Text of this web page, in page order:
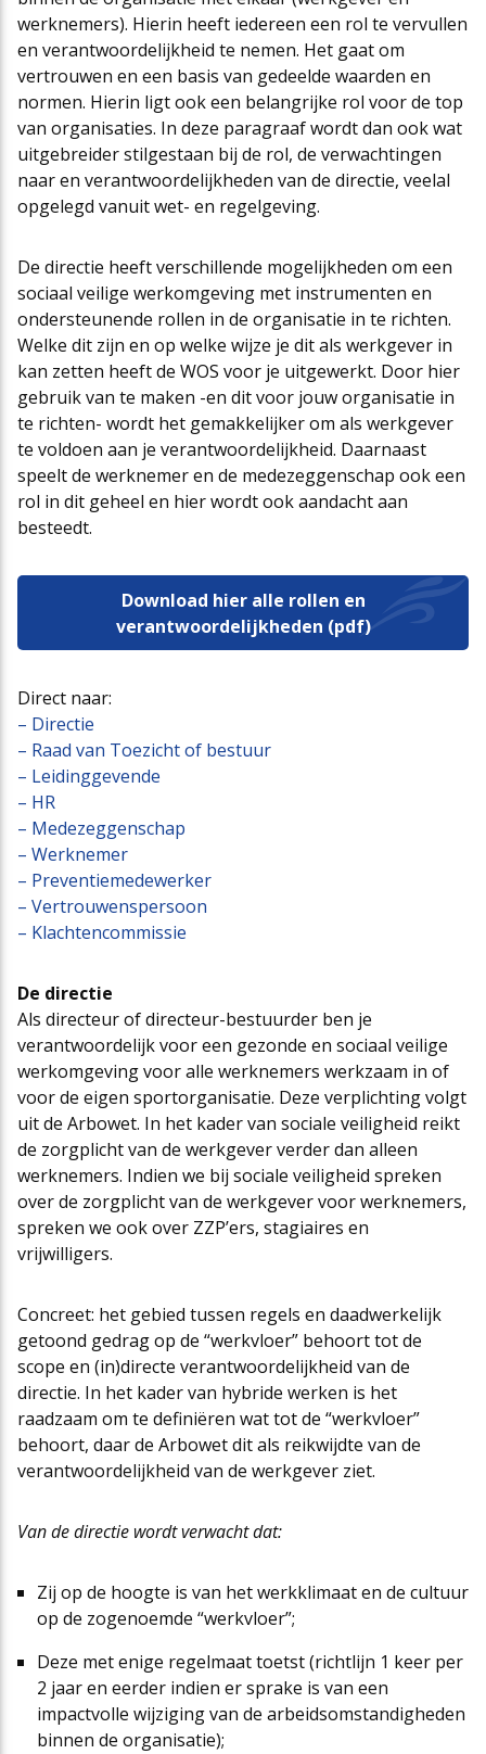
werknemers). Hierin heeft iedereen een rol te vervullen
en verantwoordelijkheid te nemen. Het gaat om
vertrouwen en een basis van gedeelde waarden en
normen. Hierin ligt ook een belangrijke rol voor de top
van organisaties. In deze paragraaf wordt dan ook wat
uitgebreider stilgestaan bij de rol, de verwachtingen
naar en verantwoordelijkheden van de directie, veelal
opgelegd vanuit wet- en regelgeving.
De directie heeft verschillende mogelijkheden om een
sociaal veilige werkomgeving met instrumenten en
ondersteunende rollen in de organisatie in te richten.
Welke dit zijn en op welke wijze je dit als werkgever in
kan zetten heeft de WOS voor je uitgewerkt. Door hier
gebruik van te maken -en dit voor jouw organisatie in
te richten- wordt het gemakkelijker om als werkgever
te voldoen aan je verantwoordelijkheid. Daarnaast
speelt de werknemer en de medezeggenschap ook een
rol in dit geheel en hier wordt ook aandacht aan
besteedt.
Download hier alle rollen en
verantwoordelijkheden (pdf)
Direct naar:
– Directie
– Raad van Toezicht of bestuur
– Leidinggevende
– HR
– Medezeggenschap
– Werknemer
– Preventiemedewerker
– Vertrouwenspersoon
– Klachtencommissie
De directie
Als directeur of directeur-bestuurder ben je
verantwoordelijk voor een gezonde en sociaal veilige
werkomgeving voor alle werknemers werkzaam in of
voor de eigen sportorganisatie. Deze verplichting volgt
uit de Arbowet. In het kader van sociale veiligheid reikt
de zorgplicht van de werkgever verder dan alleen
werknemers. Indien we bij sociale veiligheid spreken
over de zorgplicht van de werkgever voor werknemers,
spreken we ook over ZZP’ers, stagiaires en
vrijwilligers.
Concreet: het gebied tussen regels en daadwerkelijk
getoond gedrag op de “werkvloer” behoort tot de
scope en (in)directe verantwoordelijkheid van de
directie. In het kader van hybride werken is het
raadzaam om te definiëren wat tot de “werkvloer”
behoort, daar de Arbowet dit als reikwijdte van de
verantwoordelijkheid van de werkgever ziet.
Van de directie wordt verwacht dat:
Zij op de hoogte is van het werkklimaat en de cultuur
op de zogenoemde “werkvloer”;
Deze met enige regelmaat toetst (richtlijn 1 keer per
2 jaar en eerder indien er sprake is van een
impactvolle wijziging van de arbeidsomstandigheden
binnen de organisatie);
Cao-app
Updates CAO Sport 2026-2027
FAQ
Arbeidsmarktfonds Samen Presteren
First Time Leaders
Strategisch en Wendbaar Leiderschap in de Sport
Governance in de Sport
Mantelovereenkomsten
Thema’s
Het nieuwe pensioenstelsel
Podcasts
Team
Raad van Toezicht
Vacatures
Nieuws
Agenda
Contact